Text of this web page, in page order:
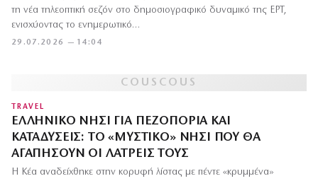
29.07.2026 — 14:04
τη νέα τηλεοπτική σεζόν στο δημοσιογραφικό δυναμικό της ΕΡΤ,
ενισχύοντας το ενημερωτικό…
TRAVEL
ΕΛΛΗΝΙΚΌ ΝΗΣΊ ΓΙΑ ΠΕΖΟΠΟΡΊΑ ΚΑΙ
ΚΑΤΑΔΎΣΕΙΣ: ΤΟ «ΜΥΣΤΙΚΌ» ΝΗΣΊ ΠΟΥ ΘΑ
ΑΓΑΠΉΣΟΥΝ ΟΙ ΛΆΤΡΕΙΣ ΤΟΥΣ
Η Κέα αναδείχθηκε στην κορυφή λίστας με πέντε «κρυμμένα»